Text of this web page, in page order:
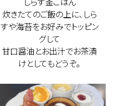
炊きたてのご飯の上に、しら
すや海苔をお好みでトッピン
グして
甘口醤油とお出汁でお茶漬
けとしてもどうぞ。